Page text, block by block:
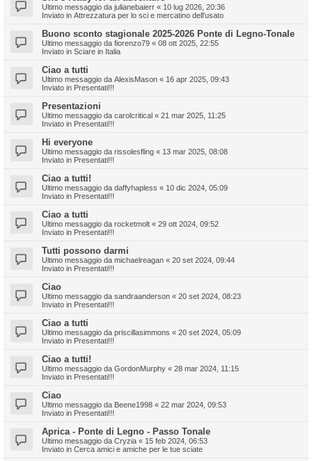
Ultimo messaggio da julianebaierr « 10 lug 2026, 20:36
Inviato in Attrezzatura per lo sci e mercatino dell'usato
Buono sconto stagionale 2025-2026 Ponte di Legno-Tonale
Ultimo messaggio da fiorenzo79 « 08 ott 2025, 22:55
Inviato in Sciare in Italia
Ciao a tutti
Ultimo messaggio da AlexisMason « 16 apr 2025, 09:43
Inviato in Presentati!!!
Presentazioni
Ultimo messaggio da carolcritical « 21 mar 2025, 11:25
Inviato in Presentati!!!
Hi everyone
Ultimo messaggio da rissolesfling « 13 mar 2025, 08:08
Inviato in Presentati!!!
Ciao a tutti!
Ultimo messaggio da daffyhapless « 10 dic 2024, 05:09
Inviato in Presentati!!!
Ciao a tutti
Ultimo messaggio da rocketmolt « 29 ott 2024, 09:52
Inviato in Presentati!!!
Tutti possono darmi
Ultimo messaggio da michaelreagan « 20 set 2024, 09:44
Inviato in Presentati!!!
Ciao
Ultimo messaggio da sandraanderson « 20 set 2024, 08:23
Inviato in Presentati!!!
Ciao a tutti
Ultimo messaggio da priscillasimmons « 20 set 2024, 05:09
Inviato in Presentati!!!
Ciao a tutti!
Ultimo messaggio da GordonMurphy « 28 mar 2024, 11:15
Inviato in Presentati!!!
Ciao
Ultimo messaggio da Beene1998 « 22 mar 2024, 09:53
Inviato in Presentati!!!
Aprica - Ponte di Legno - Passo Tonale
Ultimo messaggio da Cryzia « 15 feb 2024, 06:53
Inviato in Cerca amici e amiche per le tue sciate